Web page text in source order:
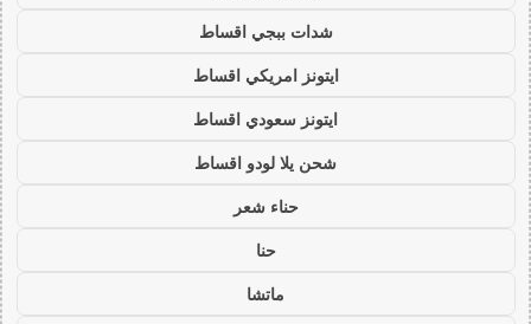
شدات ببجي اقساط
ايتونز امريكي اقساط
ايتونز سعودي اقساط
شحن يلا لودو اقساط
حناء شعر
حنا
ماتشا